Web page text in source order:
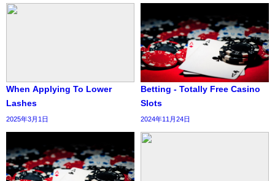
When Applying To Lower
Lashes
2025年3月1日
Betting - Totally Free Casino
Slots
2024年11月24日